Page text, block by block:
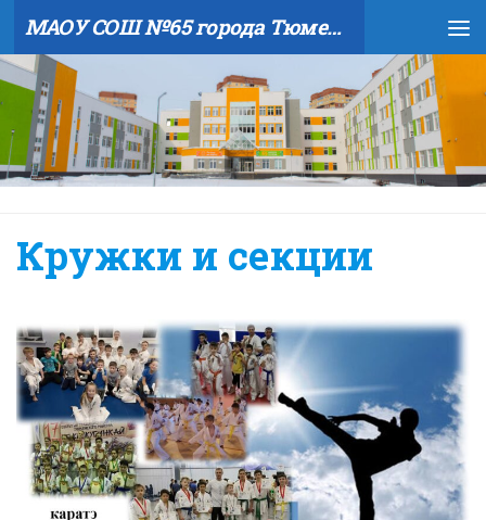
Skip to content МАОУ СОШ №65 города Тюмени
Кружки и секции